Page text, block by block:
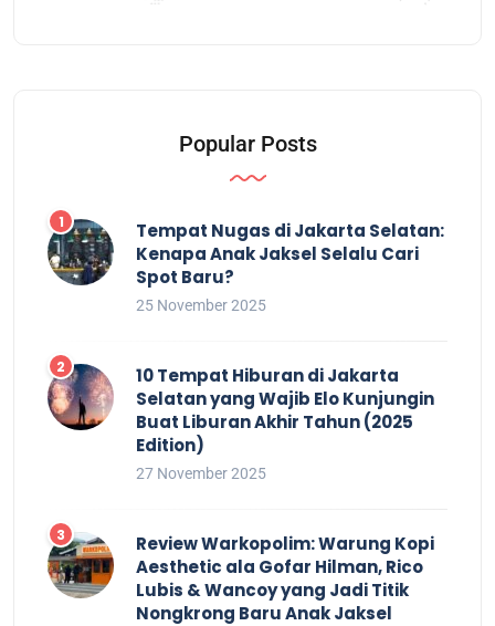
Popular Posts
Tempat Nugas di Jakarta Selatan:
Kenapa Anak Jaksel Selalu Cari
Spot Baru?
25 November 2025
10 Tempat Hiburan di Jakarta
Selatan yang Wajib Elo Kunjungin
Buat Liburan Akhir Tahun (2025
Edition)
27 November 2025
Review Warkopolim: Warung Kopi
Aesthetic ala Gofar Hilman, Rico
Lubis & Wancoy yang Jadi Titik
Nongkrong Baru Anak Jaksel